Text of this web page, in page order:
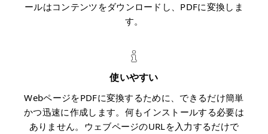
ールはコンテンツをダウンロードし、PDFに変換しま
す。
使いやすい
WebページをPDFに変換するために、できるだけ簡単
かつ迅速に作成します。何もインストールする必要は
ありません。ウェブページのURLを入力するだけで